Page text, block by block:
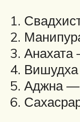
Анахата
Аджна —